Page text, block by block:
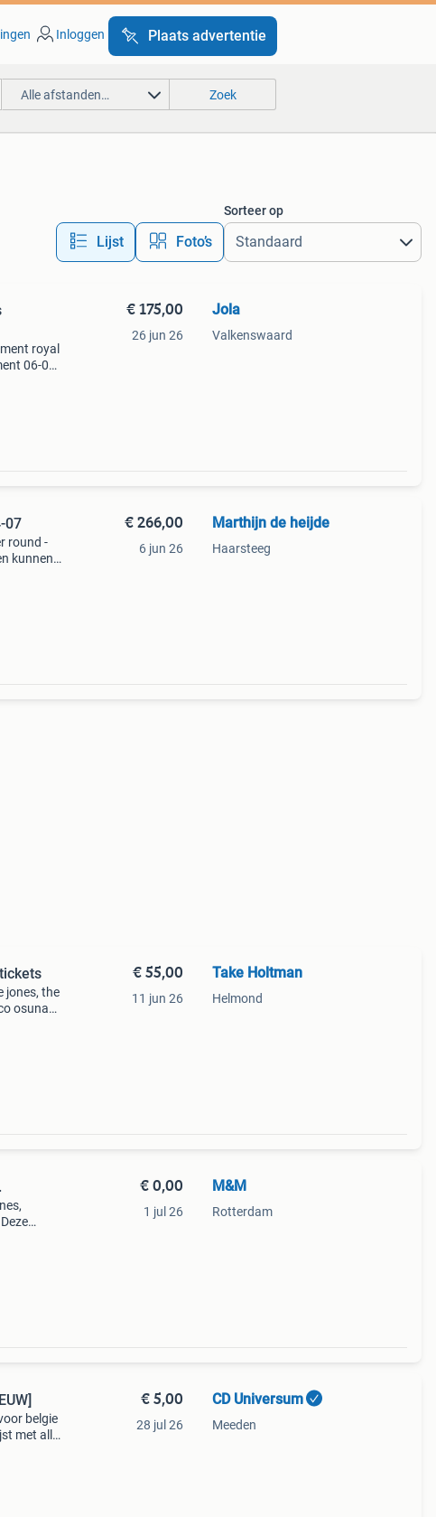
Inloggen Plaats advertentie
Alle afstanden… Zoek
Lijst Foto’s
Sorteer op
royal
06-07-
€ 175,00
26 jun 26
Jola
Valkenswaard
07
round -
kunnen
€ 266,00
6 jun 26
Marthijn de heijde
Haarsteeg
jones, the
osuna
€ 55,00
11 jun 26
Take Holtman
Helmond
€ 0,00
1 jul 26
M&M
Rotterdam
belgie
met alle
€ 5,00
28 jul 26
CD Universum
Meeden